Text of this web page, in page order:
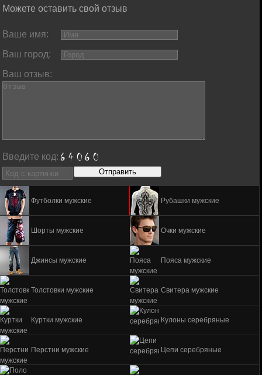
Футболки мужские Рубашки мужские
Шорты мужские Очки мужские
Джинсы мужские Пояса мужские
Толстовки мужские Свитера мужские
Куртки мужские Кулоны серебряные
Перстни мужские Цепи серебряные
Можете оставить свой отзыв
Ваше имя:
Ваш город:
Ваш отзыв:
Введите код: